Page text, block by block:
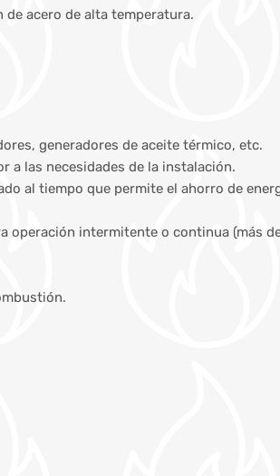
acero de alta temperatura.
generadores de aceite térmico, etc.
a las necesidades de la instalación.
al tiempo que permite el ahorro de
intermitente o continua (más